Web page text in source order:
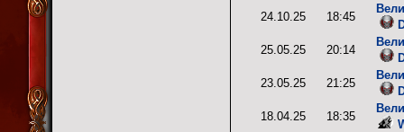
24.10.25
18:45
25.05.25
20:14
23.05.25
21:25
18.04.25
18:35